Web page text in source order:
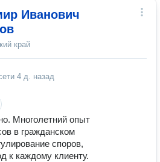
Иванович
край
4 д. назад
Многолетний опыт
в гражданском
споров,
к каждому клиенту.